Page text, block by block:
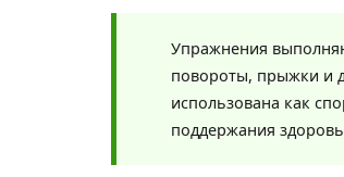
Упражнения
повороты, прыжки и
использована как
поддержания